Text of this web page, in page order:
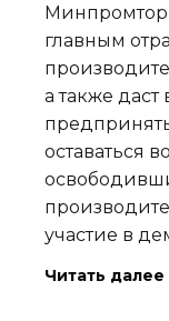
главным
а также даст
оставаться
участие в
Читать далее